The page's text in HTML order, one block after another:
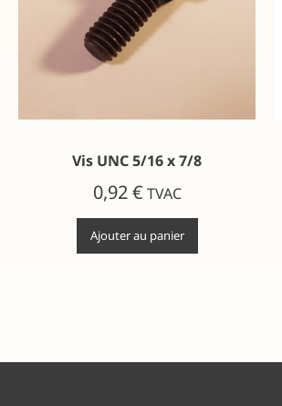
Vis UNC 5/16 x 7/8
0,92€ TVAC
Ajouter au panier